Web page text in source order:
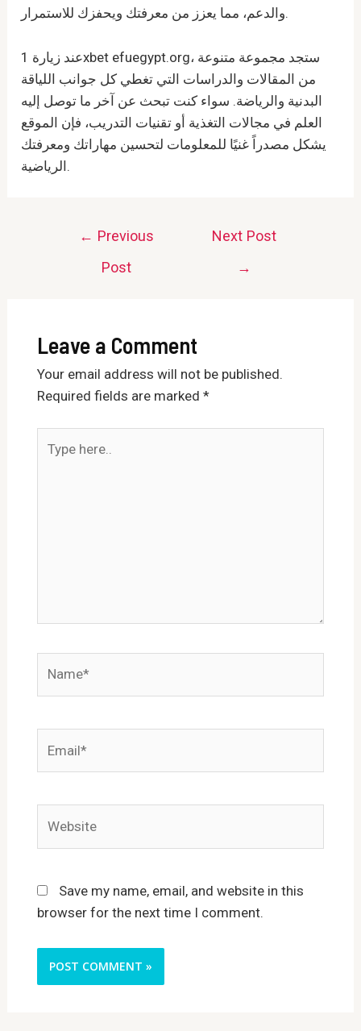
والدعم، مما يعزز من معرفتك ويحفزك للاستمرار.
عند زيارة 1xbet efuegypt.org، ستجد مجموعة متنوعة
من المقالات والدراسات التي تغطي كل جوانب اللياقة
البدنية والرياضة. سواء كنت تبحث عن آخر ما توصل إليه
العلم في مجالات التغذية أو تقنيات التدريب، فإن الموقع
يشكل مصدراً غنيًا للمعلومات لتحسين مهاراتك ومعرفتك
الرياضية.
← Previous
Post
Next Post
→
Leave a Comment
Your email address will not be published.
Required fields are marked *
here..
Save my name, email, and website in this
browser for the next time I comment.